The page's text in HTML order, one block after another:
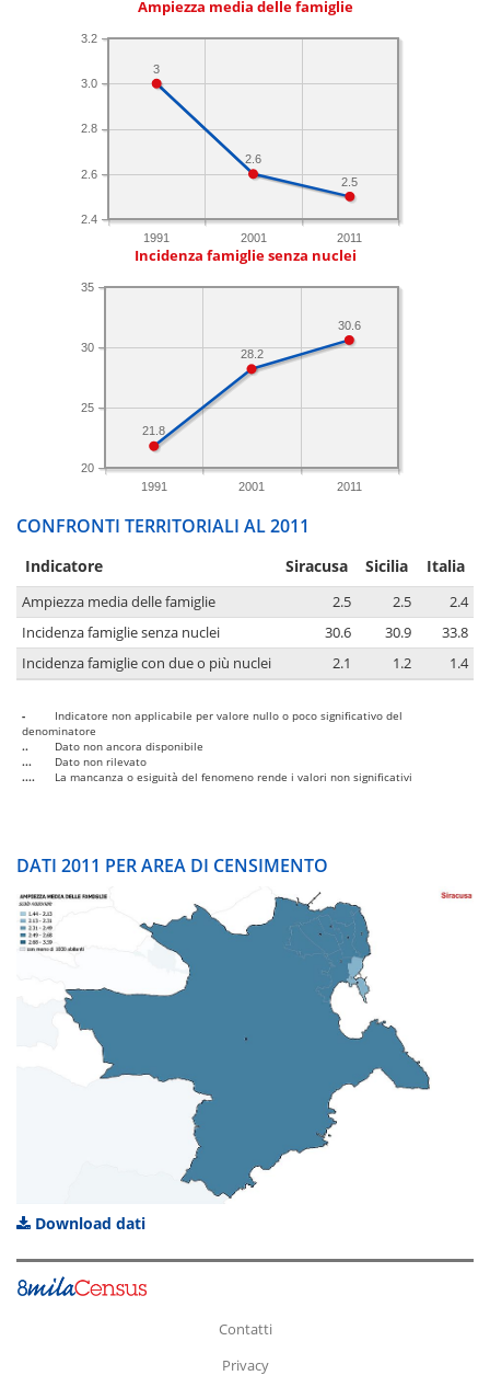
Ampiezza media delle famiglie
1991 2001 2011
2.4
2.6
2.8
3.0
3.2
2.5
2.6
3
Incidenza famiglie senza nuclei
1991 2001 2011
20
25
30
35
30.6
28.2
21.8
CONFRONTI TERRITORIALI AL 2011
Indicatore Siracusa Sicilia Italia
Ampiezza media delle famiglie 2.5 2.5
2.4
Incidenza famiglie senza nuclei
30.6 30.9
33.8
Incidenza famiglie con due o più nuclei
2.1 1.2 1.4
-
Indicatore non applicabile per valore nullo o poco significativo del
denominatore
..
Dato non ancora disponibile
...
Dato non rilevato
....
La mancanza o esiguità del fenomeno rende i valori non significativi
DATI 2011 PER AREA DI CENSIMENTO
Download dati
Contatti
Privacy